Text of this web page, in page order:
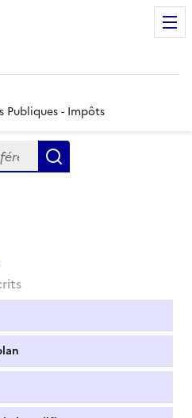
Publiques - Impôts
mots clés, partie du